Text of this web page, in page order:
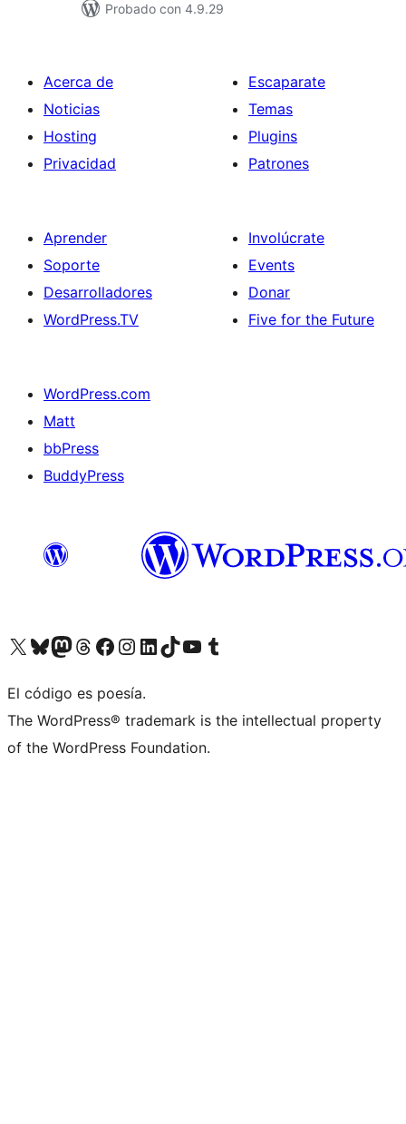
Probado con 4.9.29
Acerca de
Noticias
Hosting
Privacidad
Escaparate
Temas
Plugins
Patrones
Aprender
Soporte
Desarrolladores
WordPress.TV
Involúcrate
Events
Donar
Five for the Future
WordPress.com
Matt
bbPress
BuddyPress
Visit our X (formerly Twitter) account
Visit our Bluesky account
Visita nuestra cuenta de Twitter
Visit our Threads account
Visita nuestra página de Facebook
Visite nuestra cuenta de Instagram
Visit our LinkedIn account
Visit our TikTok account
Visit our YouTube channel
Visit our Tumblr account
El código es poesía.
The WordPress® trademark is the intellectual property
of the WordPress Foundation.